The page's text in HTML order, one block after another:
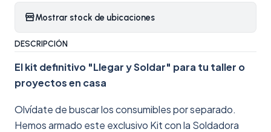
Mostrar stock de ubicaciones
DESCRIPCIÓN
El kit definitivo "Llegar y Soldar" para tu taller o
proyectos en casa
Olvídate de buscar los consumibles por separado.
Hemos armado este exclusivo Kit con la Soldadora